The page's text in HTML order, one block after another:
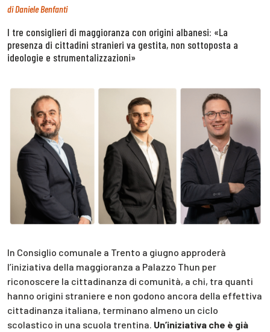
diDaniele Benfanti
I tre consiglieri di maggioranza con origini albanesi: «La
presenza di cittadini stranieri va gestita, non sottoposta a
ideologie e strumentalizzazioni»
In Consiglio comunale a Trento a giugno approderà
l’iniziativa della maggioranza a Palazzo Thun per
riconoscere la cittadinanza di comunità, a chi, tra quanti
hanno origini straniere e non godono ancora della effettiva
cittadinanza italiana, terminano almeno un ciclo
scolastico in una scuola trentina. Un’iniziativa che è già